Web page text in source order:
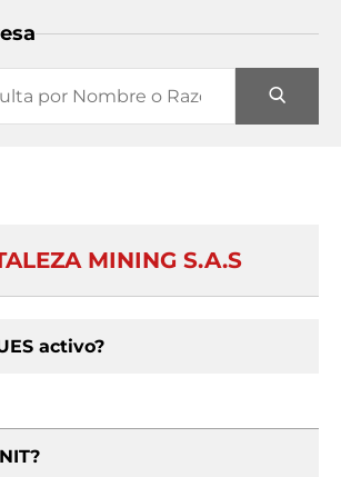
MINING S.A.S
activo?